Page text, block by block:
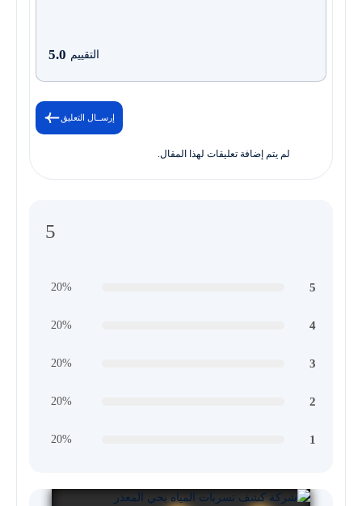
التقييم 5.0
إرســال التعليق
لم يتم إضافة تعليقات لهذا المقال.
5
5
20%
4
20%
3
20%
2
20%
1
20%